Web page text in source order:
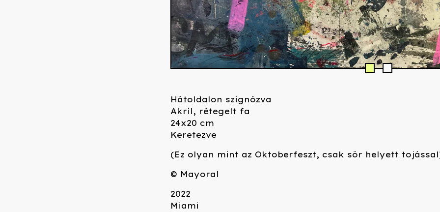
Hátoldalon szignózva
Akril, rétegelt fa
24x20 cm
Keretezve
(Ez olyan mint az Oktoberfeszt, csak sör helyett
© Mayoral
2022
Miami